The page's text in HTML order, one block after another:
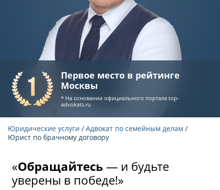
Первое место в рейтинге
Москвы
* На основании официального порталаtop-
advokats.ru
Юридические услуги / Адвокат по семейным делам /
Юрист по брачному договору
«Обращайтесь — и будьте
уверены в победе!»